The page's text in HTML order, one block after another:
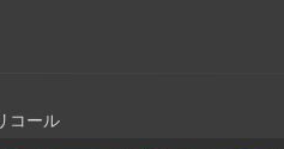
コール